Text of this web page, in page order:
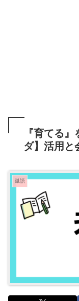
『育てる
ダ】活用と
単語